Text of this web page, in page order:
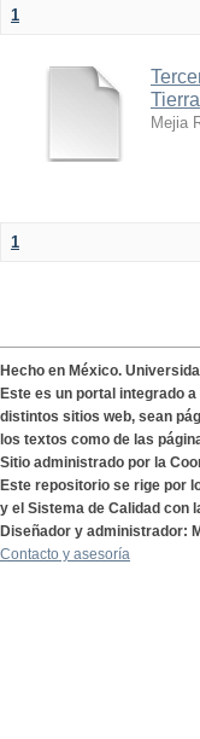
1
Tierra
Mejia
1
Hecho en México.
Este es un portal integrado
distintos sitios web, sean
los textos como de las
Sitio administrado por la
Este repositorio se rige por
y el Sistema de Calidad con
Diseñador y administrador:
Contacto y asesoría